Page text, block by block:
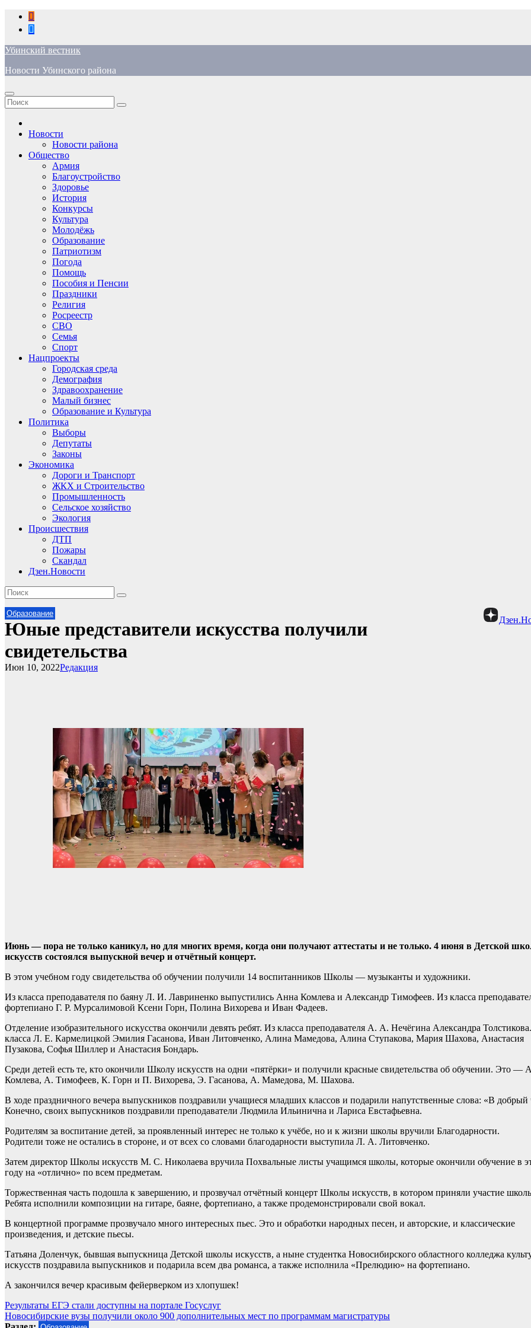
Перейти
содержимому
Убинский вестник
Новости Убинского района
Новости
Новости района
Общество
Армия
Благоустройство
Здоровье
История
Конкурсы
Культура
Молодёжь
Образование
Патриотизм
Погода
Помощь
Пособия и Пенсии
Праздники
Религия
Росреестр
СВО
Семья
Спорт
Нацпроекты
Городская среда
Демография
Здравоохранение
Малый бизнес
Образование и Культура
Политика
Выборы
Депутаты
Законы
Экономика
Дороги и Транспорт
ЖКХ и Строительство
Промышленность
Сельское хозяйство
Экология
Происшествия
ДТП
Пожары
Скандал
Дзен.Новости
Образование
Юные представители искусства получили
свидетельства
Редакция
Июн 10, 2022
Июнь — пора не только каникул, но для многих время, когда они получают аттестаты и не только. 4 июня в Детской
искусств состоялся выпускной вечер и отчётный концерт.
В этом учебном году свидетельства об обучении получили 14 воспитанников Школы — музыканты и художники.
Из класса преподавателя по баяну Л. И. Лавриненко выпустились Анна Комлева и Александр Тимофеев. Из класса
фортепиано Г. Р. Мурсалимовой Ксени Горн, Полина Вихорева и Иван Фадеев.
Отделение изобразительного искусства окончили девять ребят. Из класса преподавателя А. А. Нечёгина Александра
класса Л. Е. Кармелицкой Эмилия Гасанова, Иван Литовченко, Алина Мамедова, Алина Ступакова, Мария Шахова, Анастасия
Пузакова, Софья Шиллер и Анастасия Бондарь.
Среди детей есть те, кто окончили Школу искусств на одни «пятёрки» и получили красные свидетельства об обучении. Это —
Комлева, А. Тимофеев, К. Горн и П. Вихорева, Э. Гасанова, А. Мамедова, М. Шахова.
В ходе праздничного вечера выпускников поздравили учащиеся младших классов и подарили напутственные слова: «В добрый
Конечно, своих выпускников поздравили преподаватели Людмила Ильинична и Лариса Евстафьевна.
Родителям за воспитание детей, за проявленный интерес не только к учёбе, но и к жизни школы вручили Благодарности.
Родители тоже не остались в стороне, и от всех со словами благодарности выступила Л. А. Литовченко.
Затем директор Школы искусств М. С. Николаева вручила Похвальные листы учащимся школы, которые окончили обучение в
году на «отлично» по всем предметам.
Торжественная часть подошла к завершению, и прозвучал отчётный концерт Школы искусств, в котором приняли участие
Ребята исполнили композиции на гитаре, баяне, фортепиано, а также продемонстрировали свой вокал.
В концертной программе прозвучало много интересных пьес. Это и обработки народных песен, и авторские, и классические
произведения, и детские пьесы.
Татьяна Доленчук, бывшая выпускница Детской школы искусств, а ныне студентка Новосибирского областного колледжа
искусств поздравила выпускников и подарила всем два романса, а также исполнила «Прелюдию» на фортепиано.
А закончился вечер красивым фейерверком из хлопушек!
Навигация
по
Результаты ЕГЭ стали доступны на портале Госуслуг
Новосибирские вузы получили около 900 дополнительных мест по программам магистратуры